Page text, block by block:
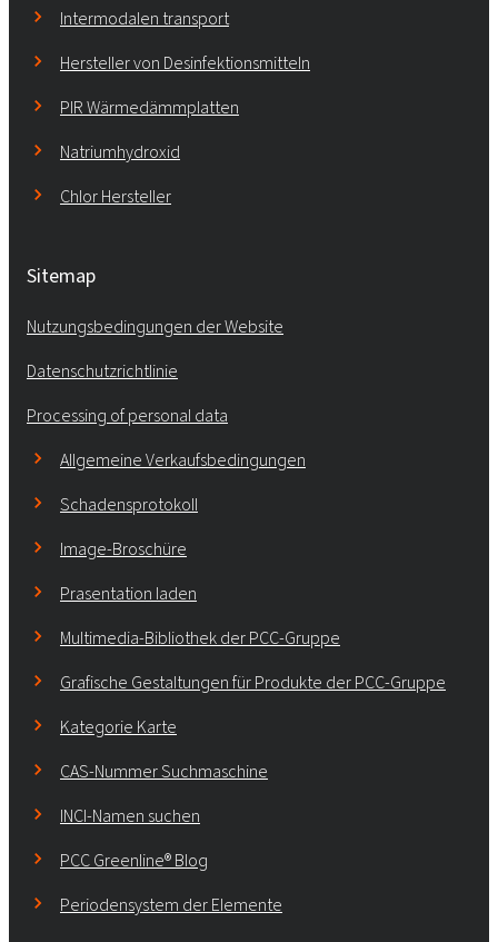
Intermodalen transport
Hersteller von Desinfektionsmitteln
PIR Wärmedämmplatten
Natriumhydroxid
Chlor Hersteller
Sitemap
Nutzungsbedingungen der Website
Datenschutzrichtlinie
Processing of personal data
Allgemeine Verkaufsbedingungen
Schadensprotokoll
Image-Broschüre
Prasentation laden
Multimedia-Bibliothek der PCC-Gruppe
Grafische Gestaltungen für Produkte der PCC-Gruppe
Kategorie Karte
CAS-Nummer Suchmaschine
INCI-Namen suchen
PCC Greenline® Blog
Periodensystem der Elemente